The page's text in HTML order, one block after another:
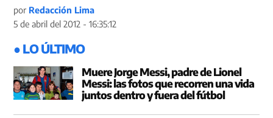
por Redacción Lima
5 de abril del 2012 - 16:35:12
● LO ÚLTIMO
Muere Jorge Messi, padre de Lionel
Messi: las fotos que recorren una vida
juntos dentro y fuera del fútbol